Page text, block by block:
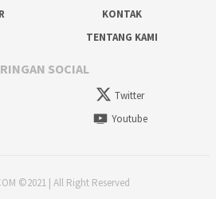
KONTAK
TENTANG KAMI
SOCIAL
Twitter
Youtube
©2021 | All Right Reserved